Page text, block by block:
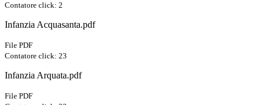
Contatore click: 2
Infanzia Acquasanta.pdf
File PDF
Contatore click: 23
Infanzia Arquata.pdf
File PDF